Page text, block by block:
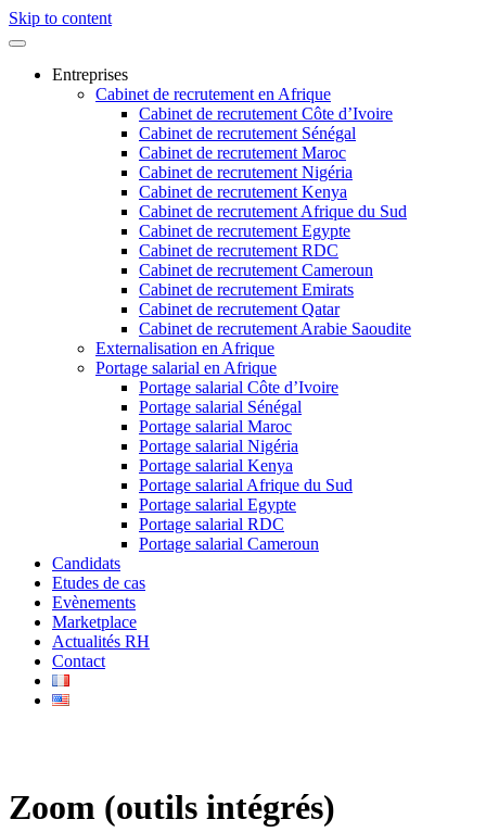
Skip to content
Entreprises
Cabinet de recrutement en Afrique
Cabinet de recrutement Côte d’Ivoire
Cabinet de recrutement Sénégal
Cabinet de recrutement Maroc
Cabinet de recrutement Nigéria
Cabinet de recrutement Kenya
Cabinet de recrutement Afrique du Sud
Cabinet de recrutement Egypte
Cabinet de recrutement RDC
Cabinet de recrutement Cameroun
Cabinet de recrutement Emirats
Cabinet de recrutement Qatar
Cabinet de recrutement Arabie Saoudite
Externalisation en Afrique
Portage salarial en Afrique
Portage salarial Côte d’Ivoire
Portage salarial Sénégal
Portage salarial Maroc
Portage salarial Nigéria
Portage salarial Kenya
Portage salarial Afrique du Sud
Portage salarial Egypte
Portage salarial RDC
Portage salarial Cameroun
Candidats
Etudes de cas
Evènements
Marketplace
Actualités RH
Contact
Zoom (outils intégrés)